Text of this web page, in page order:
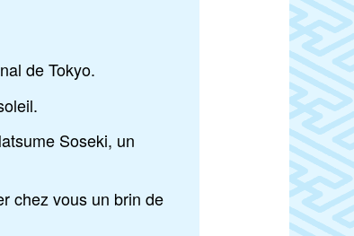
de Tokyo.
Soseki, un
chez vous un brin de